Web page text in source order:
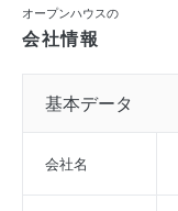
オープンハウスの
会社情報
基本データ
会社名